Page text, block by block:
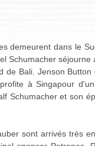
demeurent dans le
Schumacher
de Bali. Jenson
à Singapour
Schumacher et son
sont arrivés très